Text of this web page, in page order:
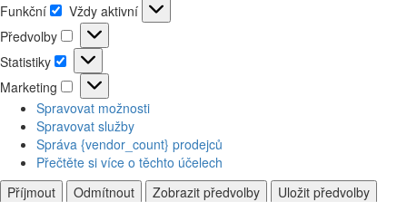
Funkční
Funkční
Vždy aktivní
Předvolby
Předvolby
Statistiky
Statistiky
Marketing
Marketing
Spravovat možnosti
Spravovat služby
Správa {vendor_count} prodejců
Přečtěte si více o těchto účelech
Příjmout
Odmítnout Zobrazit předvolby
Uložit předvolby